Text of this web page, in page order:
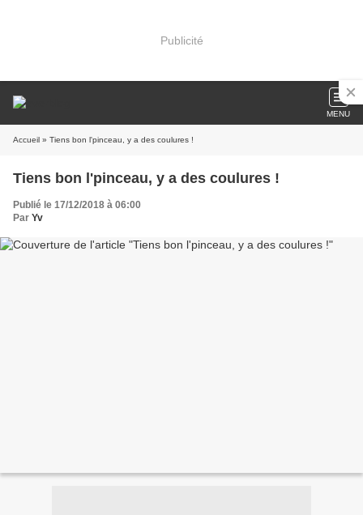
Publicité
MENU
Accueil » Tiens bon l'pinceau, y a des coulures !
Tiens bon l'pinceau, y a des coulures !
Publié le 17/12/2018 à 06:00
Par Yv